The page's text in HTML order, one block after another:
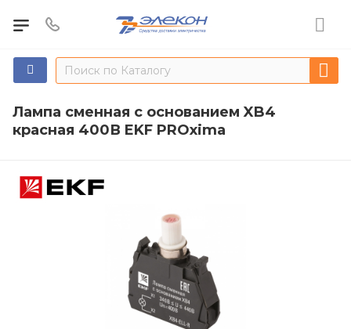
Лампа сменная c основанием XB4
красная 400В EKF PROxima